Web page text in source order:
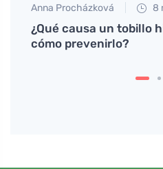
Anna Procházková 8
¿Qué causa un tobillo
cómo prevenirlo?